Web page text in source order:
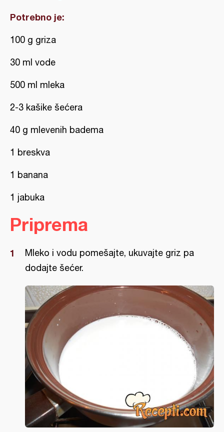
Potrebno je:
100 g griza
30 ml vode
500 ml mleka
2-3 kašike šećera
40 g mlevenih badema
1 breskva
1 banana
1 jabuka
Priprema
Mleko i vodu pomešajte, ukuvajte griz pa
dodajte šećer.